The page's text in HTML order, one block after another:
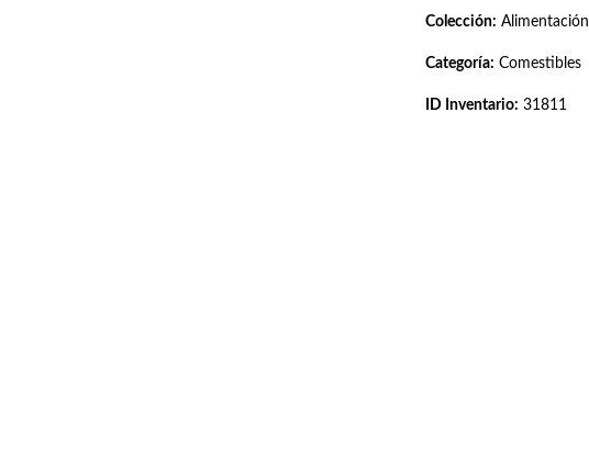
Colección: Alimentación
Categoría: Comestibles
ID Inventario: 31811